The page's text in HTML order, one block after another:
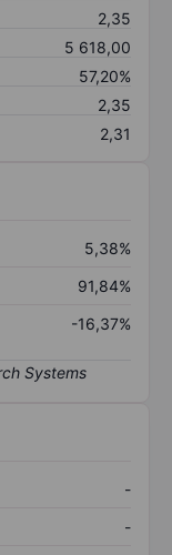
2,35
5 618,00
57,20%
2,35
2,31
5,38%
91,84%
-16,37%
-
-